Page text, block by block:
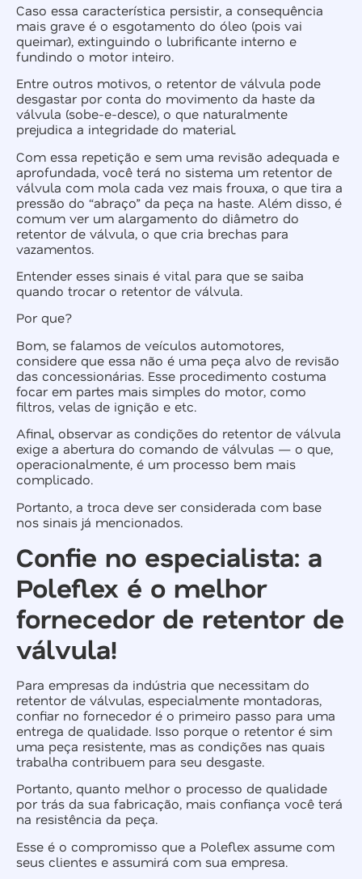
Caso essa característica persistir, a consequência
mais grave é o esgotamento do óleo (pois vai
queimar), extinguindo o lubrificante interno e
fundindo o motor inteiro.
Entre outros motivos, o retentor de válvula pode
desgastar por conta do movimento da haste da
válvula (sobe-e-desce), o que naturalmente
prejudica a integridade do material.
Com essa repetição e sem uma revisão adequada e
aprofundada, você terá no sistema um retentor de
válvula com mola cada vez mais frouxa, o que tira a
pressão do “abraço” da peça na haste. Além disso, é
comum ver um alargamento do diâmetro do
retentor de válvula, o que cria brechas para
vazamentos.
Entender esses sinais é vital para que se saiba
quando trocar o retentor de válvula.
Por que?
Bom, se falamos de veículos automotores,
considere que essa não é uma peça alvo de revisão
das concessionárias. Esse procedimento costuma
focar em partes mais simples do motor, como
filtros, velas de ignição e etc.
Afinal, observar as condições do retentor de válvula
exige a abertura do comando de válvulas — o que,
operacionalmente, é um processo bem mais
complicado.
Portanto, a troca deve ser considerada com base
nos sinais já mencionados.
Confie no especialista: a
Poleflex é o melhor
fornecedor de retentor de
válvula!
Para empresas da indústria que necessitam do
retentor de válvulas, especialmente montadoras,
confiar no fornecedor é o primeiro passo para uma
entrega de qualidade. Isso porque o retentor é sim
uma peça resistente, mas as condições nas quais
trabalha contribuem para seu desgaste.
Portanto, quanto melhor o processo de qualidade
por trás da sua fabricação, mais confiança você terá
na resistência da peça.
Esse é o compromisso que a Poleflex assume com
seus clientes e assumirá com sua empresa.